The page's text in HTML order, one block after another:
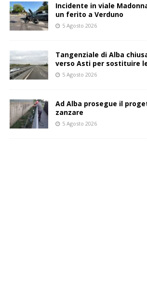
Incidente in viale
un ferito a Verduno
5 Agosto 2026
Tangenziale di Alba
verso Asti per sostituire
5 Agosto 2026
Ad Alba prosegue il
zanzare
5 Agosto 2026